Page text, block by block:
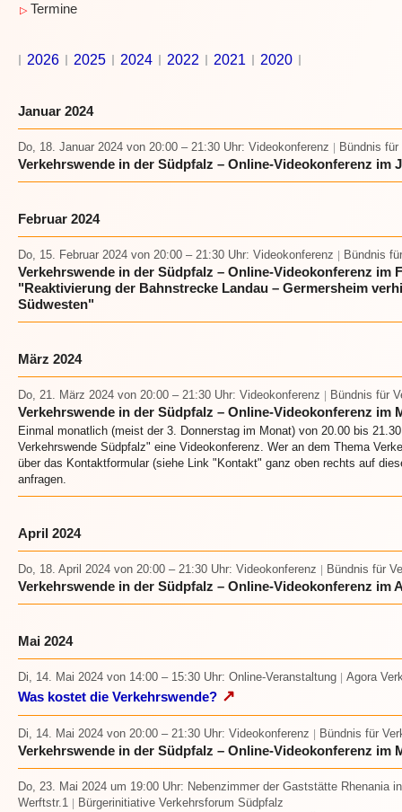
▷ Termine
2026 2025 2024 2022 2021 2020
Januar 2024
Do, 18. Januar 2024 von 20:00 – 21:30 Uhr: Videokonferenz Bündnis
Verkehrswende in der Südpfalz – Online-Videokonferenz im
Februar 2024
Do, 15. Februar 2024 von 20:00 – 21:30 Uhr: Videokonferenz Bündnis
Verkehrswende in der Südpfalz – Online-Videokonferenz im
"Reaktivierung der Bahnstrecke Landau – Germersheim
Südwesten"
März 2024
Do, 21. März 2024 von 20:00 – 21:30 Uhr: Videokonferenz Bündnis für
Verkehrswende in der Südpfalz – Online-Videokonferenz im
Einmal monatlich (meist der 3. Donnerstag im Monat) von 20.00 bis
Verkehrswende Südpfalz" eine Videokonferenz. Wer an dem Thema
über das Kontaktformular (siehe Link "Kontakt" ganz oben rechts auf
anfragen.
April 2024
Do, 18. April 2024 von 20:00 – 21:30 Uhr: Videokonferenz Bündnis für
Verkehrswende in der Südpfalz – Online-Videokonferenz im
Mai 2024
Di, 14. Mai 2024 von 14:00 – 15:30 Uhr: Online-Veranstaltung Agora
Was kostet die Verkehrswende? ↗
Di, 14. Mai 2024 von 20:00 – 21:30 Uhr: Videokonferenz Bündnis für
Verkehrswende in der Südpfalz – Online-Videokonferenz im
Do, 23. Mai 2024 um 19:00 Uhr: Nebenzimmer der Gaststätte Rhenania
Werftstr.1
Bürgerinitiative Verkehrsforum Südpfalz